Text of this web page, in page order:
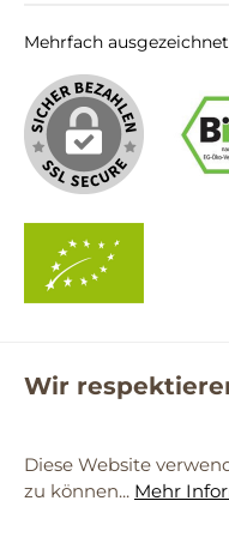
Mehrfach
Wir
Diese Website
zu können... Mehr